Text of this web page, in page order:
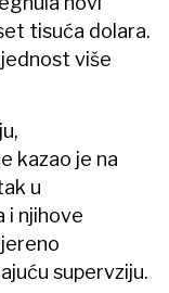
tisuća dolara.
više
kazao je na
u
i njihove
supervziju.